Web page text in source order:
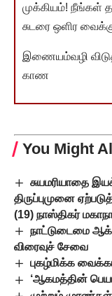
முக்கியம்! நீங்கள்
சுடரை ஒளிர
இணையம்வழி
காண
You Might
சுயமரியாதை
திருப்புமுனை
(19) நாஸ்திகர்
நாட்டுடைமை
விரைவுச் சேவை
புகழ்மிக்க
‘ஆகமத்தின்